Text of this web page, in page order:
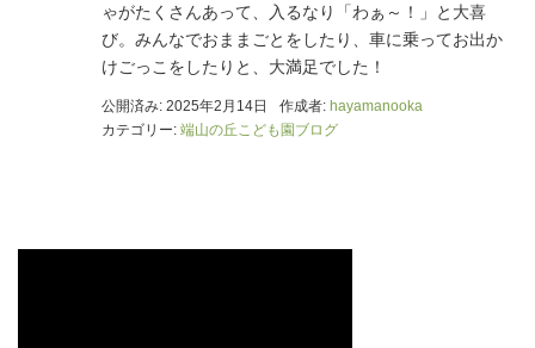
ゃがたくさんあって、入るなり「わぁ～！」と大喜
び。みんなでおままごとをしたり、車に乗ってお出か
けごっこをしたりと、大満足でした！
公開済み: 2025年2月14日 作成者: hayamanooka
カテゴリー: 端山の丘こども園ブログ